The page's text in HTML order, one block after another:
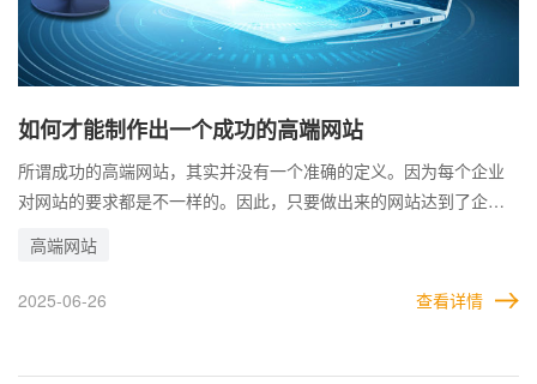
如何才能制作出一个成功的高端网站
所谓成功的高端网站，其实并没有一个准确的定义。因为每个企业
对网站的要求都是不一样的。因此，只要做出来的网站达到了企业
望通过网站，打响品牌知名度；有的企业是想通过高端网站，展现
企业全新的形象；有的企业是想利用网站，为自己吸引来更多的优
高端网站
2025-06-26 查看详情